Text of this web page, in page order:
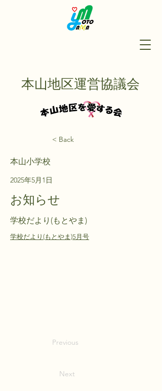
本山地区運営協議会
< Back
本山小学校
2025年5月1日
お知らせ
学校だより(もとやま)
学校だより(もとやま)5月号
Previous
Next